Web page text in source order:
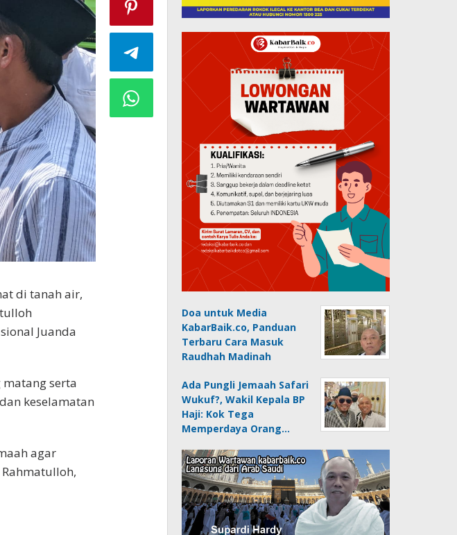
di tanah air,
Juanda
serta
keselamatan
agar
Doa untuk Media
KabarBaik.co, Panduan
Terbaru Cara Masuk
Raudhah Madinah
Ada Pungli Jemaah Safari
Wukuf?, Wakil Kepala BP
Haji: Kok Tega
Memperdaya Orang…